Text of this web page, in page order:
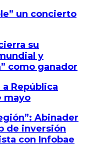
un concierto
su
y
como ganador
a República
mayo
Abinader
de inversión
con Infobae